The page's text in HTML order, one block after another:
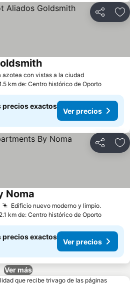
Compartir
azotea con vistas a la ciudad
km de: Centro histórico de Oporto
precios exactos
Ver precios
Compartir
Edificio nuevo moderno y limpio.
Noma
km de: Centro histórico de Oporto
precios exactos
Ver precios
Ver más
que recibe trivago de las páginas